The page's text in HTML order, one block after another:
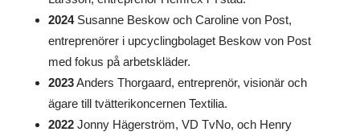
2024Susanne Beskow och Caroline von Post,
entreprenörer i upcyclingbolaget Beskow von Post
med fokus på arbetskläder.
2023Anders Thorgaard, entreprenör, visionär och
ägare till tvätterikoncernen Textilia.
2022Jonny Hägerström, VD TvNo, och Henry